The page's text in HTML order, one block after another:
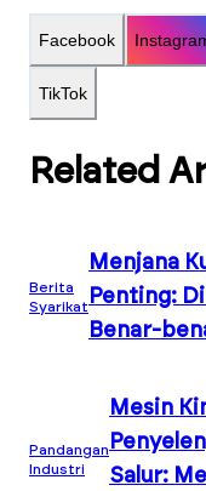
Facebook
TikTok
Related
Berita
Syarikat
Menjana
Penting:
Benar-
Pandangan
Industri
Mesin
Salur: